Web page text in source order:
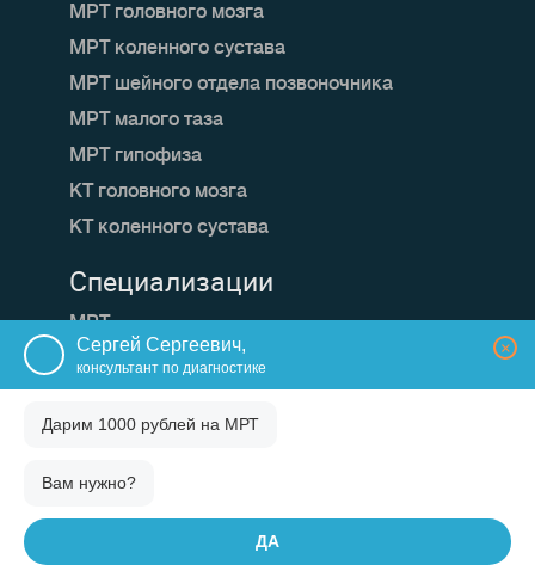
О проекте
Как это работает?
Конфиденциальность
Все отзывы
Специализации
МРТ
КТ
МРТ головного мозга
МРТ коленного сустава
МРТ шейного отдела позвоночника
МРТ малого таза
МРТ гипофиза
КТ головного мозга
КТ коленного сустава
×
Сергей Сергеевич,
консультант по диагностике
Дарим 1000 рублей на МРТ
Вам нужно?
ДА